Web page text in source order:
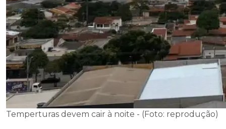
Temperturas devem cair à noite - (Foto: reprodução)